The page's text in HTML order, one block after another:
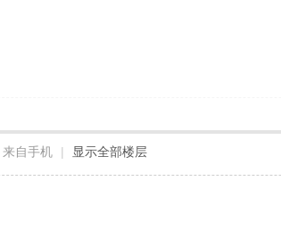
来自手机 | 显示全部楼层